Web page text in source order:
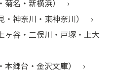
名・新横浜）
神奈川・東神奈川）
ヶ谷・二俣川・戸塚・上大
郷台・金沢文庫）